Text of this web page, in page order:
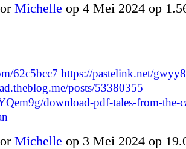
Michelle op 4 Mei 2024 op
62c5bcc7 https://pastelink.net/
posts/53380355
download-pdf-tales-from-the-
Michelle op 3 Mei 2024 op